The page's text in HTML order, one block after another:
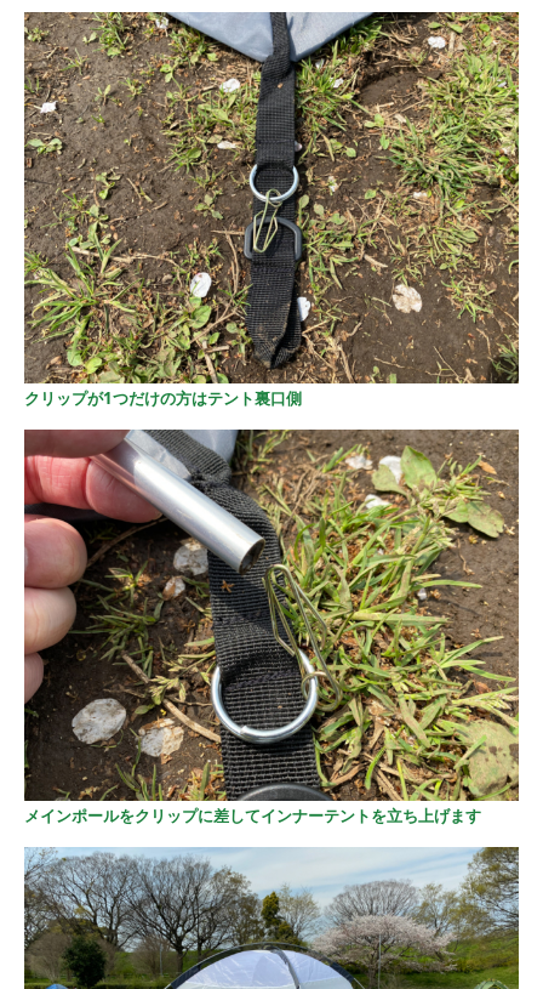
クリップが1つだけの方はテント裏口側
メインポールをクリップに差してインナーテントを立ち上げます